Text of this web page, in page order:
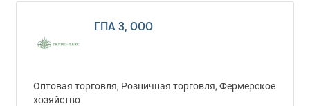
ГПА 3, ООО
Оптовая торговля, Розничная торговля, Фермерское
хозяйство